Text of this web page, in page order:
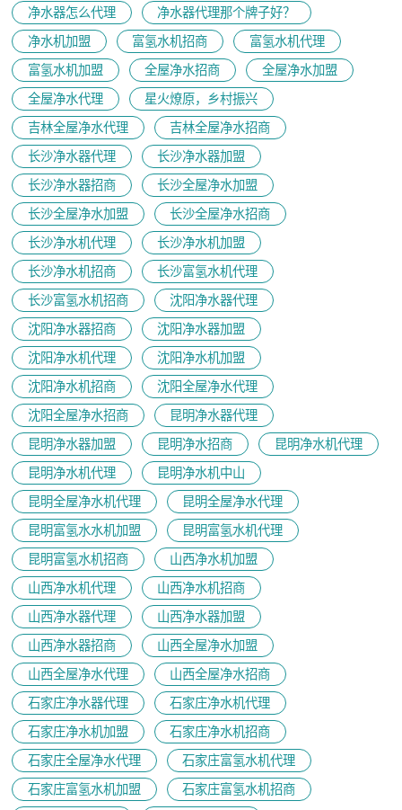
净水器怎么代理
净水器代理那个牌子好？
净水机加盟
富氢水机招商
富氢水机代理
富氢水机加盟
全屋净水招商
全屋净水加盟
全屋净水代理
星火燎原，乡村振兴
吉林全屋净水代理
吉林全屋净水招商
长沙净水器代理
长沙净水器加盟
长沙净水器招商
长沙全屋净水加盟
长沙全屋净水加盟
长沙全屋净水招商
长沙净水机代理
长沙净水机加盟
长沙净水机招商
长沙富氢水机代理
长沙富氢水机招商
沈阳净水器代理
沈阳净水器招商
沈阳净水器加盟
沈阳净水机代理
沈阳净水机加盟
沈阳净水机招商
沈阳全屋净水代理
沈阳全屋净水招商
昆明净水器代理
昆明净水器加盟
昆明净水招商
昆明净水机代理
昆明净水机代理
昆明净水机中山
昆明全屋净水机代理
昆明全屋净水代理
昆明富氢水水机加盟
昆明富氢水机代理
昆明富氢水机招商
山西净水机加盟
山西净水机代理
山西净水机招商
山西净水器代理
山西净水器加盟
山西净水器招商
山西全屋净水加盟
山西全屋净水代理
山西全屋净水招商
石家庄净水器代理
石家庄净水机代理
石家庄净水机加盟
石家庄净水机招商
石家庄全屋净水代理
石家庄富氢水机代理
石家庄富氢水机加盟
石家庄富氢水机招商